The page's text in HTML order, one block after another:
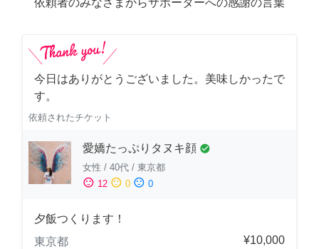
依頼者のみなさまからサポーターへの感謝の言葉
今日はありがとうございました。美味しかったで
す。
依頼されたチケット
愛嬌たっぷりタヌキ顔 check_circle
女性 / 40代 / 東京都
sentiment_satisfied 12 sentiment_neutral 0 sentiment_dissatisfied 0
夕飯つくります！
東京都
¥10,000